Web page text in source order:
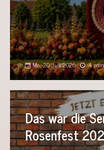
Mo., 20. Juli 2026 4 min
Das war die
Rosenfest